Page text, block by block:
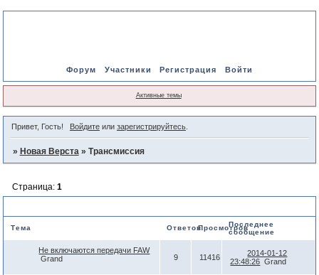
Форум Участники Регистрация Войти
Активные темы
Привет, Гость! Войдитеили зарегистрируйтесь.
» Новая Верста » Трансмиссия
Страница: 1
Тема ОтветовПросмотровПоследнее
сообщение
Не включаются передачи FAW
Grand
9 11416
2014-01-12
23:48:26 Grand